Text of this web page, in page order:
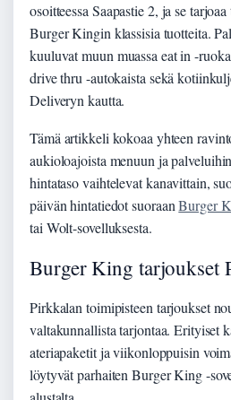
osoitteessa Saapastie 2, ja se
Burger Kingin klassisia tuotteita.
kuuluvat muun muassa eat in -
drive thru -autokaista sekä
Deliveryn kautta.
Tämä artikkeli kokoaa yhteen
aukioloajoista menuun ja
hintataso vaihtelevat kanavittain,
päivän hintatiedot suoraanBurger
tai Wolt-sovelluksesta.
Burger King tarjoukset
Pirkkalan toimipisteen tarjoukset
valtakunnallista tarjontaa. Erityiset
ateriapaketit ja viikonloppuisin
löytyvät parhaiten Burger King -